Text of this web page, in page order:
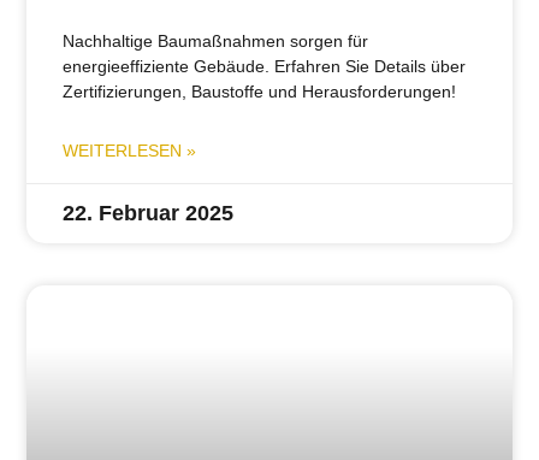
Nachhaltige Baumaßnahmen sorgen für
energieeffiziente Gebäude. Erfahren Sie Details über
Zertifizierungen, Baustoffe und Herausforderungen!
WEITERLESEN »
22. Februar 2025